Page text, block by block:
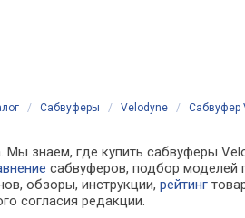
/ Сабвуферы / Velodyne / Сабвуфер
знаем, где купить сабвуферы
сабвуферов, подбор моделей
обзоры, инструкции,рейтинг
согласия редакции.